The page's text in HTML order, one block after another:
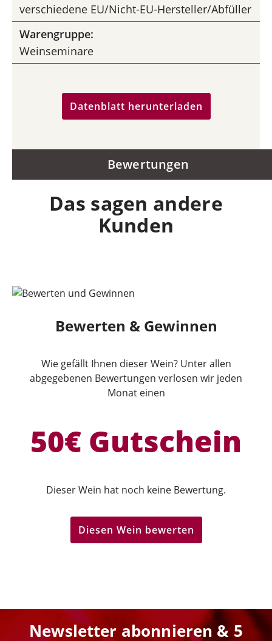
verschiedene EU/Nicht-EU-Hersteller/Abfüller
Warengruppe:
Weinseminare
Datenblatt herunterladen
Bewertungen
Das sagen andere
Kunden
Bewerten & Gewinnen
Wie gefällt Ihnen dieser Wein? Unter allen
abgegebenen Bewertungen verlosen wir jeden
Monat einen
50€ Gutschein
Dieser Wein hat noch keine Bewertung.
Diesen Wein bewerten
Newsletter abonnieren & 5